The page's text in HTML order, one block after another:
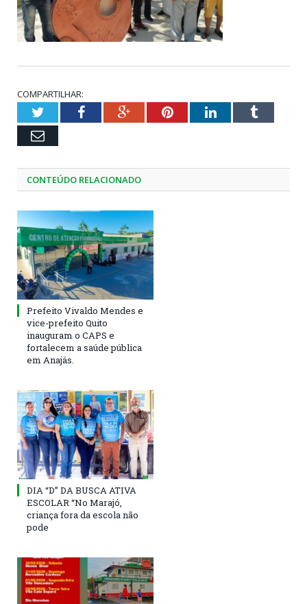
COMPARTILHAR:
TwitterFacebookGoogle+PinterestLinkedInTumblr
Email
CONTEÚDO RELACIONADO
Prefeito Vivaldo Mendes e
vice-prefeito Quito
inauguram o CAPS e
fortalecem a saúde pública
em Anajás.
DIA “D” DA BUSCA ATIVA
ESCOLAR “No Marajó,
criança fora da escola não
pode